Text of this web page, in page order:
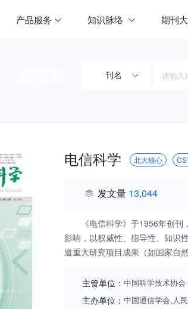
产品服务 知识脉络 期刊
刊名
电信科学 北大核心
发文量 13,044
《电信科学》于1956年创
影响，以权威性、指导性、知识
道重大研究项目成果（如国家自
主管单位： 中国科学技术协会
主办单位： 中国通信学会,人